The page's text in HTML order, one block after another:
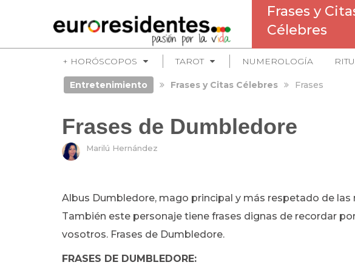
Frases y
Célebres
+ HORÓSCOPOS TAROT NUMEROLOGÍA
Entretenimiento Frases y Citas Célebres Frases
Frases de Dumbledore
Marilú Hernández
Albus Dumbledore, mago principal y más respetado de las
También este personaje tiene frases dignas de recordar
vosotros. Frases de Dumbledore.
FRASES DE DUMBLEDORE: